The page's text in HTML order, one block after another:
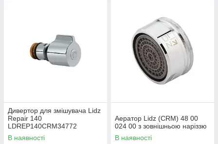
Дивертор для змішувача Lidz
Repair 140
LDREP140CRM34772
Chrome
В наявності
Аератор Lidz (CRM) 48 00
024 00 з зовнішньою наріззю
В наявності